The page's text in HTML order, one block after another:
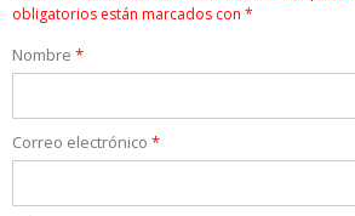
obligatorios están marcados con *
Nombre *
Correo electrónico *